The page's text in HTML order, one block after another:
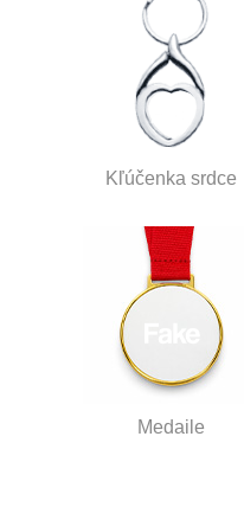
Kľúčenka srdce
Medaile